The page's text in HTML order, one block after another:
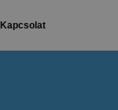
Kapcsolat